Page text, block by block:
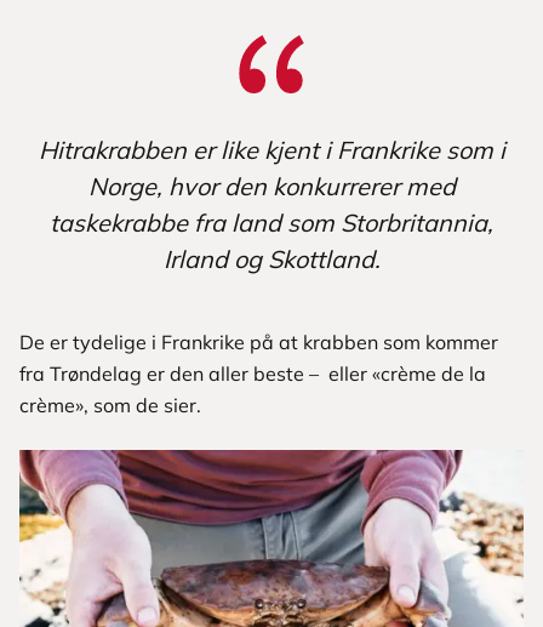
Hitrakrabben er like kjent i Frankrike som i
Norge, hvor den konkurrerer med
taskekrabbe fra land som Storbritannia,
Irland og Skottland.
De er tydelige i Frankrike på at krabben som kommer
fra Trøndelag er den aller beste – eller «crème de la
crème», som de sier.